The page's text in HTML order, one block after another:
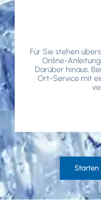
Für Sie stehen
Online-
Darüber hinaus,
Ort-Service mit
Für Sie stehen
Online-
Darüber hinaus,
Ort-Service mit
Starten